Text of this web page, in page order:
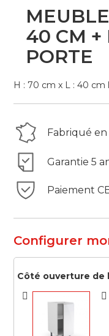
beginning
the
images
gallery
40 CM +
PORTE
H : 70 cm x L : 40 cm
Fabriqué en
Garantie 5
Paiement
Configurer
Côté ouverture de